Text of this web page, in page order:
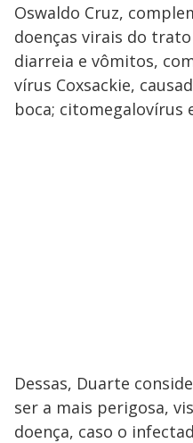
Oswaldo Cruz,
doenças virais do
diarreia e vômitos,
vírus Coxsackie,
boca; citomegalovírus
Dessas, Duarte
ser a mais perigosa,
doença, caso o